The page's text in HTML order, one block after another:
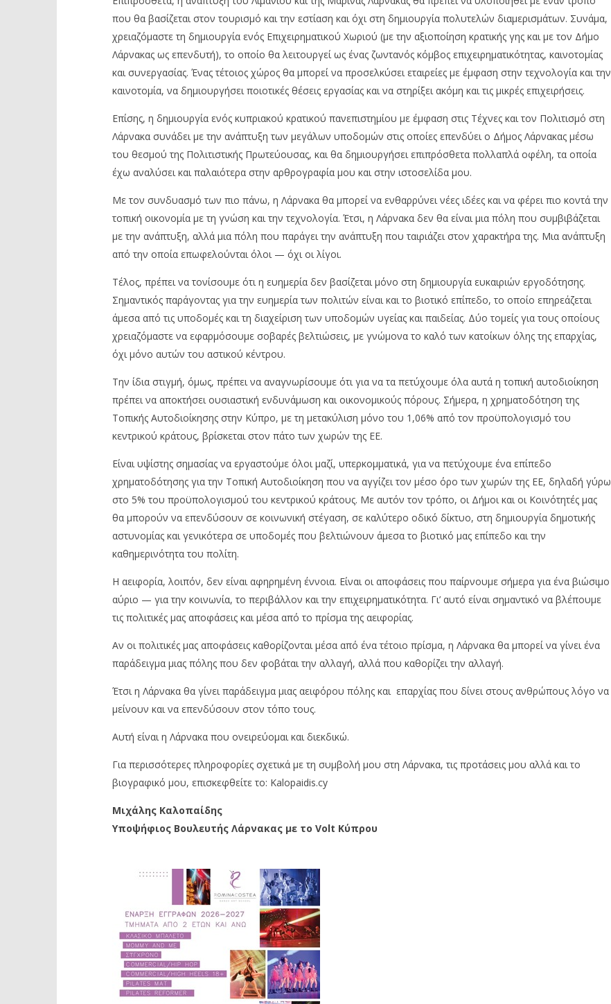
που θα βασίζεται στον τουρισμό και την εστίαση και όχι στη δημιουργία πολυτελών διαμερισμάτων. Συνάμα,
χρειαζόμαστε τη δημιουργία ενός Επιχειρηματικού Χωριού (με την αξιοποίηση κρατικής γης και με τον Δήμο
Λάρνακας ως επενδυτή), το οποίο θα λειτουργεί ως ένας ζωντανός κόμβος επιχειρηματικότητας, καινοτομίας
και συνεργασίας. Ένας τέτοιος χώρος θα μπορεί να προσελκύσει εταιρείες με έμφαση στην τεχνολογία και την
καινοτομία, να δημιουργήσει ποιοτικές θέσεις εργασίας και να στηρίξει ακόμη και τις μικρές επιχειρήσεις.
Επίσης, η δημιουργία ενός κυπριακού κρατικού πανεπιστημίου με έμφαση στις Τέχνες και τον Πολιτισμό στη
Λάρνακα συνάδει με την ανάπτυξη των μεγάλων υποδομών στις οποίες επενδύει ο Δήμος Λάρνακας μέσω
του θεσμού της Πολιτιστικής Πρωτεύουσας, και θα δημιουργήσει επιπρόσθετα πολλαπλά οφέλη, τα οποία
έχω αναλύσει και παλαιότερα στην αρθρογραφία μου και στην ιστοσελίδα μου.
Με τον συνδυασμό των πιο πάνω, η Λάρνακα θα μπορεί να ενθαρρύνει νέες ιδέες και να φέρει πιο κοντά την
τοπική οικονομία με τη γνώση και την τεχνολογία. Έτσι, η Λάρνακα δεν θα είναι μια πόλη που συμβιβάζεται
με την ανάπτυξη, αλλά μια πόλη που παράγει την ανάπτυξη που ταιριάζει στον χαρακτήρα της. Μια ανάπτυξη
από την οποία επωφελούνται όλοι — όχι οι λίγοι.
Τέλος, πρέπει να τονίσουμε ότι η ευημερία δεν βασίζεται μόνο στη δημιουργία ευκαιριών εργοδότησης.
Σημαντικός παράγοντας για την ευημερία των πολιτών είναι και το βιοτικό επίπεδο, το οποίο επηρεάζεται
άμεσα από τις υποδομές και τη διαχείριση των υποδομών υγείας και παιδείας. Δύο τομείς για τους οποίους
χρειαζόμαστε να εφαρμόσουμε σοβαρές βελτιώσεις, με γνώμονα το καλό των κατοίκων όλης της επαρχίας,
όχι μόνο αυτών του αστικού κέντρου.
Την ίδια στιγμή, όμως, πρέπει να αναγνωρίσουμε ότι για να τα πετύχουμε όλα αυτά η τοπική αυτοδιοίκηση
πρέπει να αποκτήσει ουσιαστική ενδυνάμωση και οικονομικούς πόρους. Σήμερα, η χρηματοδότηση της
Τοπικής Αυτοδιοίκησης στην Κύπρο, με τη μετακύλιση μόνο του 1,06% από τον προϋπολογισμό του
κεντρικού κράτους, βρίσκεται στον πάτο των χωρών της ΕΕ.
Είναι υψίστης σημασίας να εργαστούμε όλοι μαζί, υπερκομματικά, για να πετύχουμε ένα επίπεδο
χρηματοδότησης για την Τοπική Αυτοδιοίκηση που να αγγίζει τον μέσο όρο των χωρών της ΕΕ, δηλαδή γύρω
στο 5% του προϋπολογισμού του κεντρικού κράτους. Με αυτόν τον τρόπο, οι Δήμοι και οι Κοινότητές μας
θα μπορούν να επενδύσουν σε κοινωνική στέγαση, σε καλύτερο οδικό δίκτυο, στη δημιουργία δημοτικής
αστυνομίας και γενικότερα σε υποδομές που βελτιώνουν άμεσα το βιοτικό μας επίπεδο και την
καθημερινότητα του πολίτη.
Η αειφορία, λοιπόν, δεν είναι αφηρημένη έννοια. Είναι οι αποφάσεις που παίρνουμε σήμερα για ένα βιώσιμο
αύριο — για την κοινωνία, το περιβάλλον και την επιχειρηματικότητα. Γι’ αυτό είναι σημαντικό να βλέπουμε
τις πολιτικές μας αποφάσεις και μέσα από το πρίσμα της αειφορίας.
Αν οι πολιτικές μας αποφάσεις καθορίζονται μέσα από ένα τέτοιο πρίσμα, η Λάρνακα θα μπορεί να γίνει ένα
παράδειγμα μιας πόλης που δεν φοβάται την αλλαγή, αλλά που καθορίζει την αλλαγή.
Έτσι η Λάρνακα θα γίνει παράδειγμα μιας αειφόρου πόλης και επαρχίας που δίνει στους ανθρώπους λόγο να
μείνουν και να επενδύσουν στον τόπο τους.
Αυτή είναι η Λάρνακα που ονειρεύομαι και διεκδικώ.
Για περισσότερες πληροφορίες σχετικά με τη συμβολή μου στη Λάρνακα, τις προτάσεις μου αλλά και το
βιογραφικό μου, επισκεφθείτε το: Kalopaidis.cy
Μιχάλης Καλοπαίδης
Υποψήφιος Βουλευτής Λάρνακας με το Volt Κύπρου